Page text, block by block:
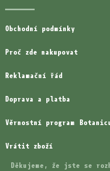
Obchodní podmínky
Proč zde nakupovat
Reklamační řád
Doprava a platba
Věrnostní program
Vrátit zboží
Děkujeme, že jste se